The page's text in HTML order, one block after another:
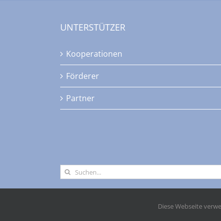
UNTERSTÜTZER
Kooperationen
Förderer
Partner
Suche
nach:
Diese Webseite